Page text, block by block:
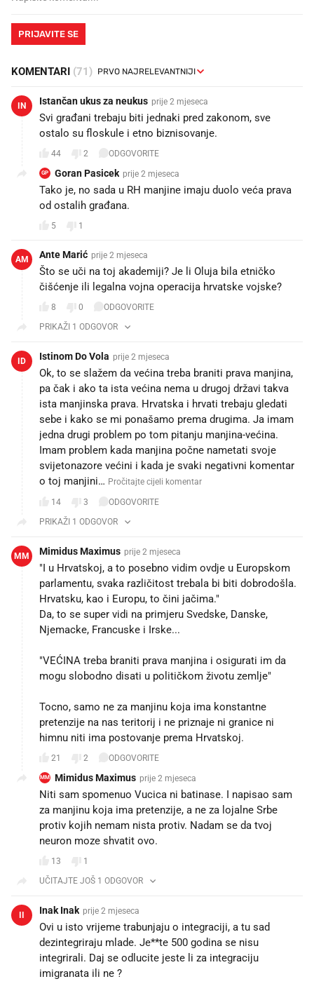
PRIJAVITE SE
KOMENTARI (71)
IN Istančan ukus za neukus prije 2 mjeseca
Svi građani trebaju biti jednaki pred zakonom, sve
ostalo su floskule i etno biznisovanje.
44 2 ODGOVORITE
GP Goran Pasicek prije 2 mjeseca
Tako je, no sada u RH manjine imaju duolo veća prava
od ostalih građana.
5 1
AM Ante Marić prije 2 mjeseca
Što se uči na toj akademiji? Je li Oluja bila etničko
čišćenje ili legalna vojna operacija hrvatske vojske?
8 0
ODGOVORITE
PRIKAŽI 1 ODGOVOR
ID Istinom Do Vola prije 2 mjeseca
Ok, to se slažem da većina treba braniti prava manjina,
pa čak i ako ta ista većina nema u drugoj državi takva
ista manjinska prava. Hrvatska i hrvati trebaju gledati
sebe i kako se mi ponašamo prema drugima. Ja imam
jedna drugi problem po tom pitanju manjina-većina.
Imam problem kada manjina počne nametati svoje
svijetonazore većini i kada je svaki negativni komentar
o toj manjini… Pročitajte cijeli komentar
14 3
ODGOVORITE
PRIKAŽI 1 ODGOVOR
MM Mimidus Maximus prije 2 mjeseca
"I u Hrvatskoj, a to posebno vidim ovdje u Europskom
parlamentu, svaka različitost trebala bi biti dobrodošla.
Hrvatsku, kao i Europu, to čini jačima."
Da, to se super vidi na primjeru Svedske, Danske,
Njemacke, Francuske i Irske...
"VEĆINA treba braniti prava manjina i osigurati im da
mogu slobodno disati u političkom životu zemlje"
Tocno, samo ne za manjinu koja ima konstantne
pretenzije na nas teritorij i ne priznaje ni granice ni
himnu niti ima postovanje prema Hrvatskoj.
21 2 ODGOVORITE
MM Mimidus Maximus prije 2 mjeseca
Niti sam spomenuo Vucica ni batinase. I napisao sam
za manjinu koja ima pretenzije, a ne za lojalne Srbe
protiv kojih nemam nista protiv. Nadam se da tvoj
neuron moze shvatit ovo.
13
1
UČITAJTE JOŠ 1 ODGOVOR
II Inak Inak prije 2 mjeseca
Ovi u isto vrijeme trabunjaju o integraciji, a tu sad
dezintegriraju mlade. Je**te 500 godina se nisu
integrirali. Daj se odlucite jeste li za integraciju
imigranata ili ne ?